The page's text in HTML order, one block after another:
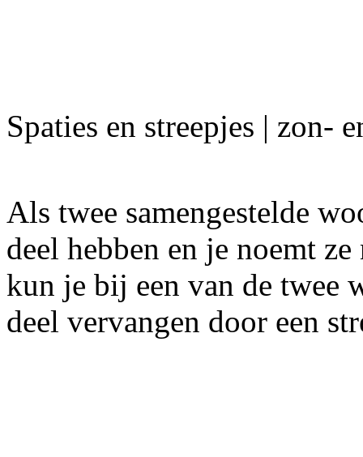
Spaties en streepjes | zon-
Als twee samengestelde
deel hebben en je noemt
kun je bij een van de twee
deel vervangen door een